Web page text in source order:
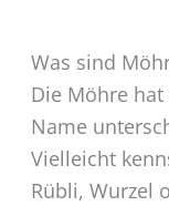
Was sind
Die Möhre
Name
Vielleicht
Rübli, Wurzel